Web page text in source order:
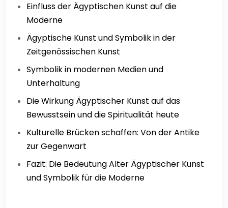
Einfluss der Ägyptischen Kunst auf die
Moderne
Ägyptische Kunst und Symbolik in der
Zeitgenössischen Kunst
Symbolik in modernen Medien und
Unterhaltung
Die Wirkung Ägyptischer Kunst auf das
Bewusstsein und die Spiritualität heute
Kulturelle Brücken schaffen: Von der Antike
zur Gegenwart
Fazit: Die Bedeutung Alter Ägyptischer Kunst
und Symbolik für die Moderne